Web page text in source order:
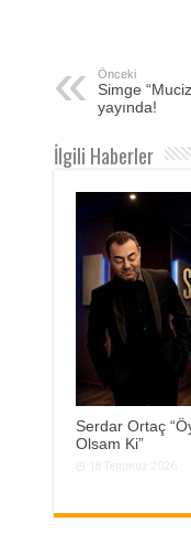
Önceki
Simge
yayında!
İlgili Haberler
Serdar Ortaç
Olsam Ki”